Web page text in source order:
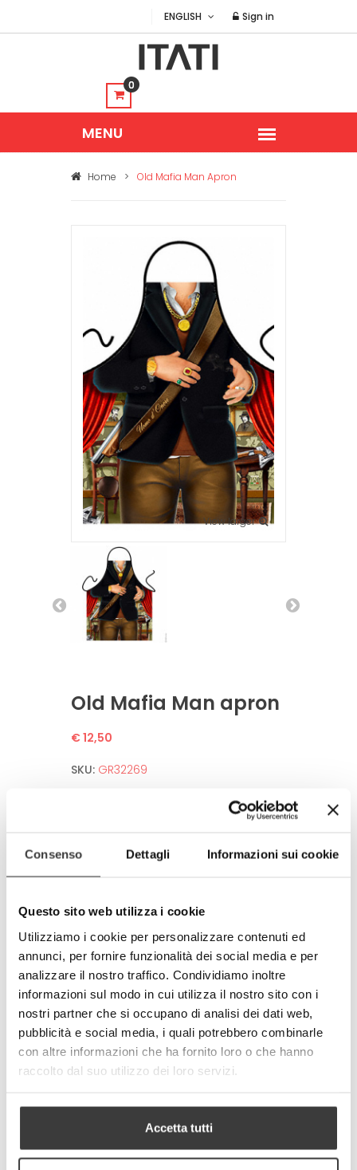
Consenso Dettagli Informazioni sui cookie
Questo sito web utilizza i cookie
Utilizziamo i cookie per personalizzare contenuti ed
annunci, per fornire funzionalità dei social media e per
analizzare il nostro traffico. Condividiamo inoltre
informazioni sul modo in cui utilizza il nostro sito con i
nostri partner che si occupano di analisi dei dati web,
pubblicità e social media, i quali potrebbero combinarle
con altre informazioni che ha fornito loro o che hanno
raccolto dal suo utilizzo dei loro servizi.
Accetta tutti
ENGLISH Sign in
0
Home > Old Mafia Man Apron
View larger
Old Mafia Man apron
€ 12,50
SKU: GR32269
Meets all european standards.
Completely produced in Italy
© Model and design registered.
Total and partial reproduction is
Share
Google+
Pinterest